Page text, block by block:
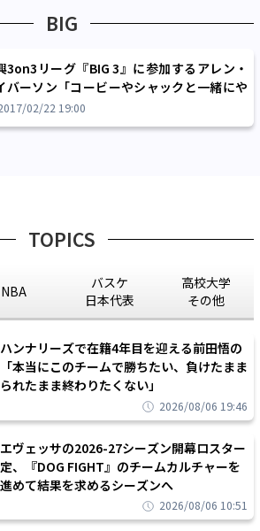
BIG
3on3リーグ『BIG 3』に参加するアレン・
バーソン「コービーやシャックと一緒にや
い」02/22 19:00
TOPICS
NBA
バスケ
日本代表
高校大学
その他
ンナリーズで在籍4年目を迎える前田悟の
本当にこのチームで勝ちたい、負けたまま
れたまま終わりたくない」
2026/08/06 19:46
ヴェッサの2026-27シーズン開幕ロスター
、『DOG FIGHT』のチームカルチャーを
めて結果を求めるシーズンへ
2026/08/06 10:51